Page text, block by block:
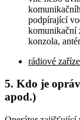
podpírající
komunikační
konzola,
rádiové
5. Kdo je
apod.)